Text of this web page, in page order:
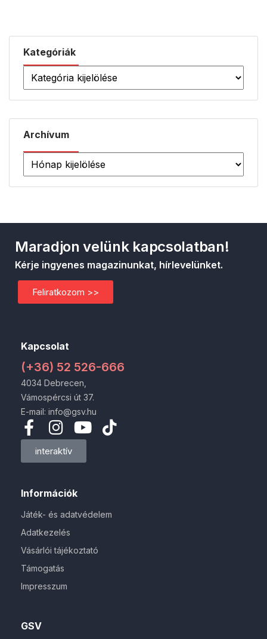
Kategóriák
Archívum
GSV
Információk
Játék- és adatvédelem
Adatkezelés
Vásárlói tájékoztató
Támogatás
Impresszum
Kapcsolat
(+36) 52 526-666
4034 Debrecen,
Vámospércsi út 37.
E-mail: info@gsv.hu
interaktív
Maradjon velünk kapcsolatban!
Kérje ingyenes magazinunkat, hírlevelünket.
Feliratkozom >>